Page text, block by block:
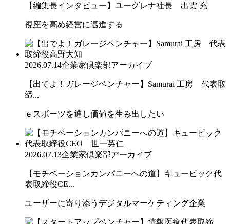
【編集長インタビュー】ユーグレナ社長 出雲 充
視座を高め経営に邁進する
2026.07.14企業家倶楽部アーカイブ
【出でよ！ガレージベンチャー】Samurai 工房 代表取
締...
ｅスポーツを通し価値を生み出したい
2026.07.13企業家倶楽部アーカイブ
【モチベーションカンパニーへの道】キュービック代
表取締役CE...
ユーザーに寄り添うデジタルマーケティング企業